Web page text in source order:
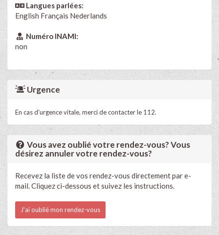
Langues parlées:
English Français Nederlands
Numéro INAMI:
non
Urgence
En cas d'urgence vitale, merci de contacter le 112.
Vous avez oublié votre rendez-vous? Vous
désirez annuler votre rendez-vous?
Recevez la liste de vos rendez-vous directement par e-
mail. Cliquez ci-dessous et suivez les instructions.
J'ai oublié mon rendez-vous